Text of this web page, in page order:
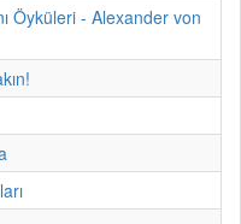
Öyküleri - Alexander von